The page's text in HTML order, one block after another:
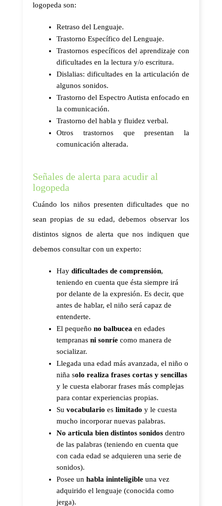
logopeda son:
Retraso del Lenguaje.
Trastorno Específico del Lenguaje.
Trastornos específicos del aprendizaje con
dificultades en la lectura y/o escritura.
Dislalias: dificultades en la articulación de
algunos sonidos.
Trastorno del Espectro Autista enfocado en
la comunicación.
Trastorno del habla y fluidez verbal.
Otros trastornos que presentan la
comunicación alterada.
Señales de alerta para acudir al
logopeda
Cuándo los niños presenten dificultades que no
sean propias de su edad, debemos observar los
distintos signos de alerta que nos indiquen que
debemos consultar con un experto:
Hay dificultades de comprensión,
teniendo en cuenta que ésta siempre irá
por delante de la expresión. Es decir, que
antes de hablar, el niño será capaz de
entenderte.
El pequeño no balbucea en edades
tempranas ni sonríe como manera de
socializar.
Llegada una edad más avanzada, el niño o
niña solo realiza frases cortas y sencillas
y le cuesta elaborar frases más complejas
para contar experiencias propias.
Su vocabulario es limitado y le cuesta
mucho incorporar nuevas palabras.
No articula bien distintos sonidos dentro
de las palabras (teniendo en cuenta que
con cada edad se adquieren una serie de
sonidos).
Posee un habla ininteligible una vez
adquirido el lenguaje (conocida como
jerga).